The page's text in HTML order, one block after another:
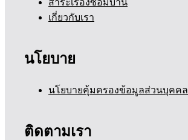
สาระเรื่องซ่อมบ้าน
เกี่ยวกับเรา
นโยบาย
นโยบายคุ้มครองข้อมูลส่วนบุคคล
ติดตามเรา